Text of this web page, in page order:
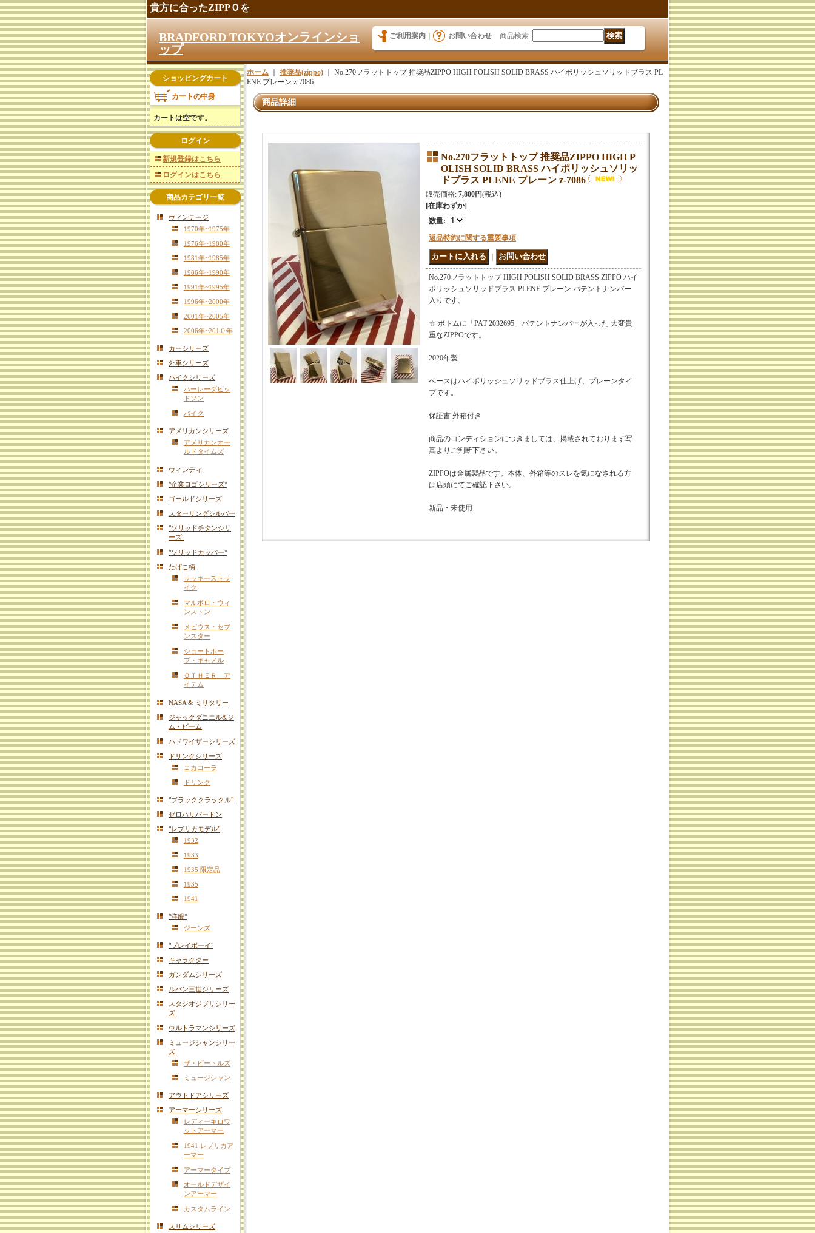
貴方に合ったZIPPＯを
BRADFORD TOKYOオンラインショ
ップ
ご利用案内 お問い合わせ 商品検索:
ショッピングカート
カートの中身
カートは空です。
ログイン
新規登録はこちら
ログインはこちら
商品カテゴリ一覧
ヴィンテージ
1970年~1975年
1976年~1980年
1981年~1985年
1986年~1990年
1991年~1995年
1996年~2000年
2001年~2005年
2006年~201０年
カーシリーズ
外車シリーズ
バイクシリーズ
ハーレーダビッ
ドソン
バイク
アメリカンシリーズ
アメリカンオー
ルドタイムズ
ウィンディ
"企業ロゴシリーズ"
ゴールドシリーズ
スターリングシルバー
"ソリッドチタンシリ
ーズ"
"ソリッドカッパー"
たばこ柄
ラッキーストラ
イク
マルボロ・ウィ
ンストン
メビウス・セブ
ンスター
ショートホー
プ・キャメル
ＯＴＨＥＲ ア
イテム
NASA & ミリタリー
ジャックダニエル&ジ
ム・ビーム
バドワイザーシリーズ
ドリンクシリーズ
コカコーラ
ドリンク
"ブラッククラックル"
ゼロハリバートン
"レプリカモデル"
1932
1933
1935 限定品
1935
1941
"洋服"
ジーンズ
"プレイボーイ"
キャラクター
ガンダムシリーズ
ルパン三世シリーズ
スタジオジブリシリー
ズ
ウルトラマンシリーズ
ミュージシャンシリー
ズ
ザ・ビートルズ
ミュージシャン
アウトドアシリーズ
アーマーシリーズ
レディーキロワ
ットアーマー
1941 レプリカア
ーマー
アーマータイプ
オールドデザイ
ンアーマー
カスタムライン
スリムシリーズ
ホーム 推奨品(zippo)
No.270フラットトップ 推奨品ZIPPO HIGH POLISH SOLID BRASS ハイポリッシュソリッドブラス PL
ENE プレーン z-7086
商品詳細
No.270フラットトップ 推奨品ZIPPO HIGH P
OLISH SOLID BRASS ハイポリッシュソリッ
ドブラス PLENE プレーン z-7086
販売価格: 7,800円(税込)
[在庫わずか]
数量:
返品特約に関する重要事項
No.270フラットトップ HIGH POLISH SOLID BRASS ZIPPO ハイ
ポリッシュソリッドブラス PLENE プレーン パテントナンバー
入りです。
☆ ボトムに「PAT 2032695」パテントナンバーが入った 大変貴
重なZIPPOです。
2020年製
ベースはハイポリッシュソリッドブラス仕上げ、プレーンタイ
プです。
保証書 外箱付き
商品のコンディションにつきましては、掲載されております写
真よりご判断下さい。
ZIPPOは金属製品です。本体、外箱等のスレを気になされる方
は店頭にてご確認下さい。
新品・未使用